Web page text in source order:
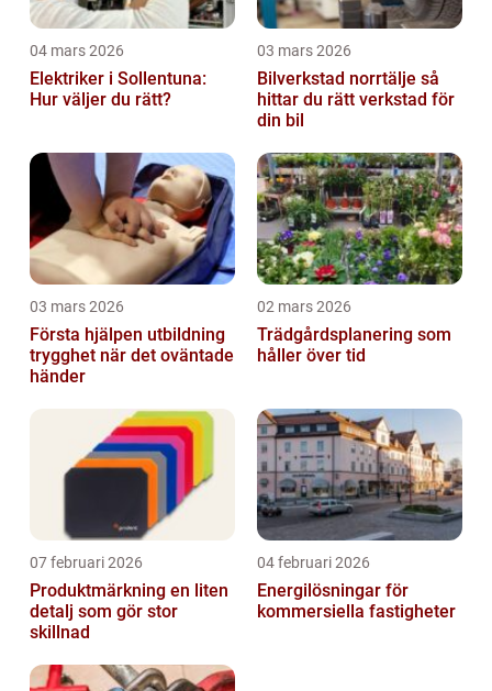
04 mars 2026
Elektriker i Sollentuna:
Hur väljer du rätt?
03 mars 2026
Bilverkstad norrtälje så
hittar du rätt verkstad för
din bil
03 mars 2026
Första hjälpen utbildning
trygghet när det oväntade
händer
02 mars 2026
Trädgårdsplanering som
håller över tid
07 februari 2026
Produktmärkning en liten
detalj som gör stor
skillnad
04 februari 2026
Energilösningar för
kommersiella fastigheter